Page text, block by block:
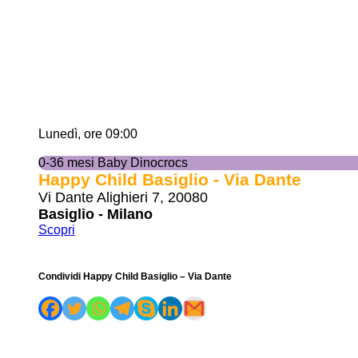
Lunedì, ore 09:00
0-36 mesi Baby Dinocrocs
Happy Child Basiglio - Via Dante
Vi Dante Alighieri 7, 20080
Basiglio - Milano
Scopri
Condividi Happy Child Basiglio – Via Dante